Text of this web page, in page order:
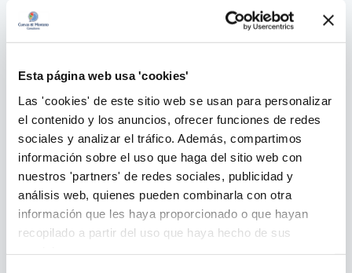
Esta página web usa 'cookies'
Las 'cookies' de este sitio web se usan para personalizar
el contenido y los anuncios, ofrecer funciones de redes
sociales y analizar el tráfico. Además, compartimos
información sobre el uso que haga del sitio web con
nuestros 'partners' de redes sociales, publicidad y
análisis web, quienes pueden combinarla con otra
información que les haya proporcionado o que hayan
recopilado a partir del uso que haya hecho de sus